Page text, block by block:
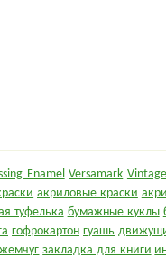
Enamel Versamark
акриловые краски
туфелька бумажные куклы
гофрокартон гуашь
закладка для книги